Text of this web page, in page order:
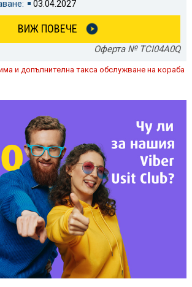
03.04.2027
ВИЖ ПОВЕЧЕ
Оферта № TCI04A0Q
и допълнителна такса обслужване на кораба